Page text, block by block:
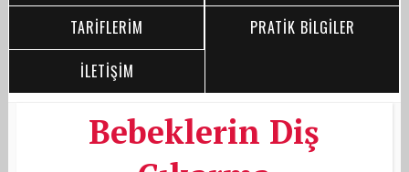
TARİFLERİM
PRATİK BİLGİLER
İLETİŞİM
Bebeklerin Diş